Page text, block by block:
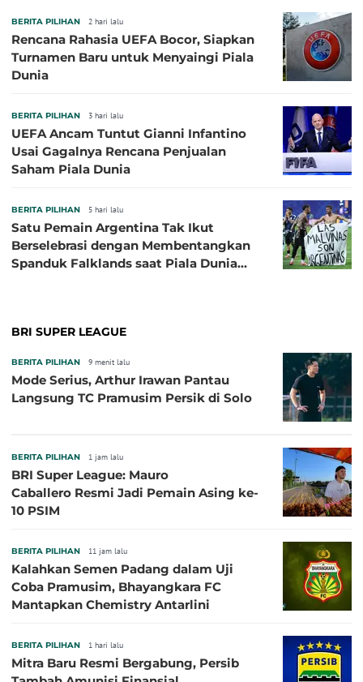
BERITA PILIHAN 2 hari lalu
Rencana Rahasia UEFA Bocor, Siapkan
Turnamen Baru untuk Menyaingi Piala
Dunia
BERITA PILIHAN 3 hari lalu
UEFA Ancam Tuntut Gianni Infantino
Usai Gagalnya Rencana Penjualan
Saham Piala Dunia
BERITA PILIHAN 5 hari lalu
Satu Pemain Argentina Tak Ikut
Berselebrasi dengan Membentangkan
Spanduk Falklands saat Piala Dunia
BRI SUPER LEAGUE
BERITA PILIHAN 9 menit lalu
Mode Serius, Arthur Irawan Pantau
Langsung TC Pramusim Persik di Solo
BERITA PILIHAN 1 jam lalu
BRI Super League: Mauro
Caballero Resmi Jadi Pemain Asing ke-
10 PSIM
BERITA PILIHAN 11 jam lalu
Kalahkan Semen Padang dalam Uji
Coba Pramusim, Bhayangkara FC
Mantapkan Chemistry Antarlini
BERITA PILIHAN 1 hari lalu
Mitra Baru Resmi Bergabung, Persib